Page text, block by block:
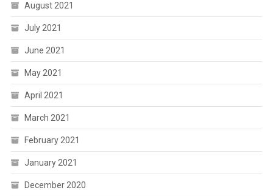
August 2021
July 2021
June 2021
May 2021
April 2021
March 2021
February 2021
January 2021
December 2020